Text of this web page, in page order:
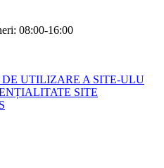
08:00-16:00
UTILIZARE A SITE-ULU
SITE